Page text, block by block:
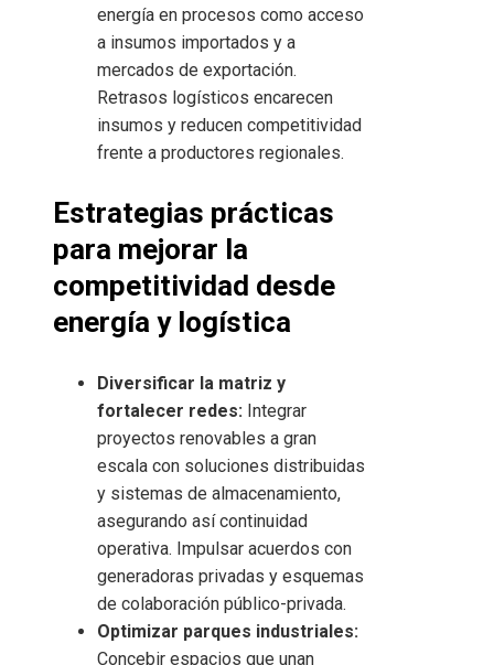
energía en procesos como acceso
a insumos importados y a
mercados de exportación.
Retrasos logísticos encarecen
insumos y reducen competitividad
frente a productores regionales.
Estrategias prácticas
para mejorar la
competitividad desde
energía y logística
Diversificar la matriz y
fortalecer redes: Integrar
proyectos renovables a gran
escala con soluciones distribuidas
y sistemas de almacenamiento,
asegurando así continuidad
operativa. Impulsar acuerdos con
generadoras privadas y esquemas
de colaboración público-privada.
Optimizar parques industriales:
Concebir espacios que unan